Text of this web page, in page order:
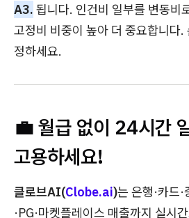
A3. 됩니다. 인건비 일부를 변동비
고정비 비중이 높아 더 중요합니다.
정하세요.
💼 월급 없이 24시간
고용하세요!
클로브AI(Clobe.ai)는 은행·카드
·PG·마켓플레이스 매출까지 실시